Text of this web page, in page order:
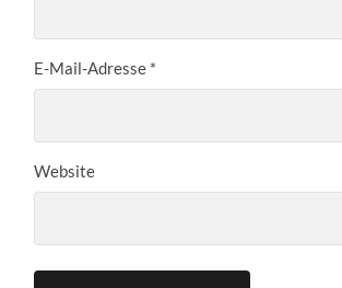
E-Mail-Adresse *
Website